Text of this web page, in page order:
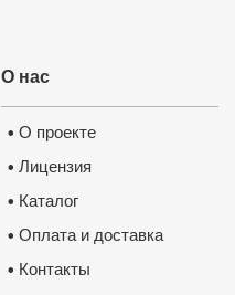
О нас
• О проекте
• Лицензия
• Каталог
• Оплата и доставка
• Контакты